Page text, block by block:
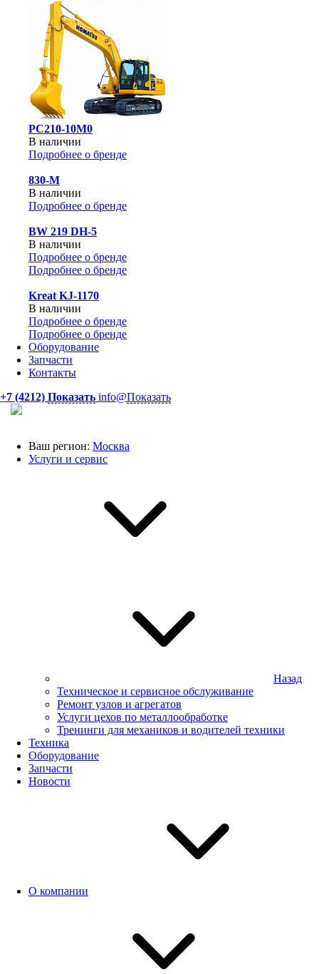
PC210-10M0
В наличии
Подробнее о бренде
830-М
В наличии
Подробнее о бренде
BW 219 DH-5
В наличии
Подробнее о бренде
Подробнее о бренде
Kreat KJ-1170
В наличии
Подробнее о бренде
Подробнее о бренде
Оборудование
Запчасти
Контакты
+7 (4212) Показать info@Показать
Ваш регион: Москва
Услуги и сервис
Назад
Техническое и сервисное обслуживание
Ремонт узлов и агрегатов
Услуги цехов по металлообработке
Тренинги для механиков и водителей техники
Техника
Оборудование
Запчасти
Новости
О компании